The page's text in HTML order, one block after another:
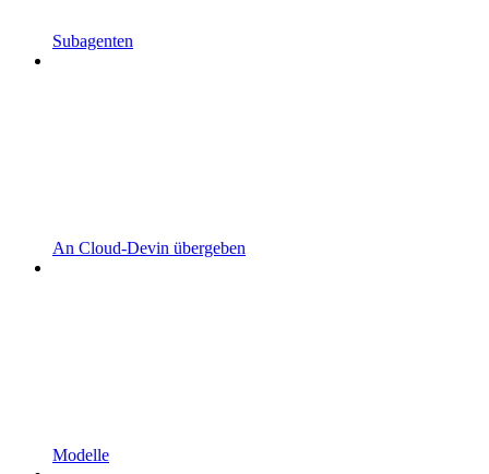
Subagenten
An Cloud-Devin übergeben
Modelle